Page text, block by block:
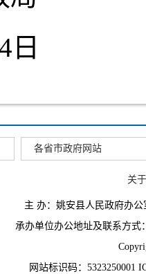
日
各省市政府网站
关
主 办：姚安县人民政府办
承办单位办公地址及联系方式
网站标识码：5323250001